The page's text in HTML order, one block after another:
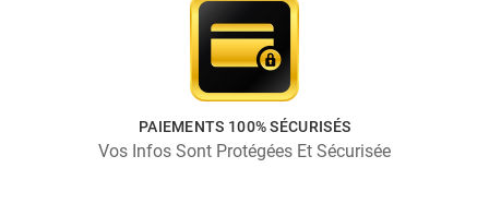
PAIEMENTS 100% SÉCURISÉS
Vos Infos Sont Protégées Et Sécurisée